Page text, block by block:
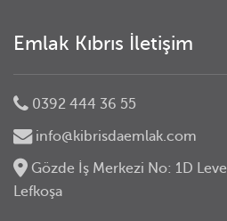
Emlak Kıbrıs İletişim
0392 444 36 55
info@kibrisdaemlak.com
Gözde İş Merkezi No: 1D
Lefkoşa